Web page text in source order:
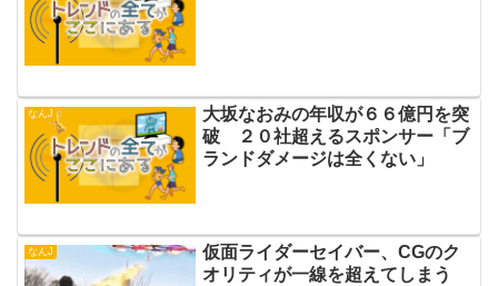
なんJ
大坂なおみの年収が６６億円を突
破 ２０社超えるスポンサー「ブ
ランドダメージは全くない」
なんJ
仮面ライダーセイバー、CGのク
オリティが一線を超えてしまう